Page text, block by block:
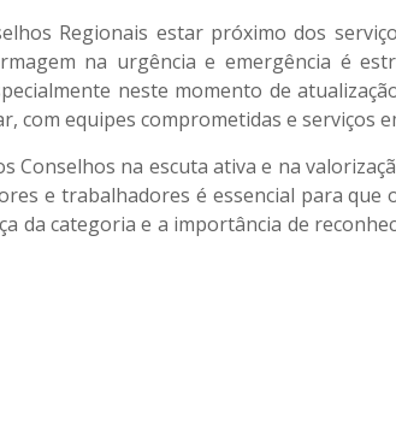
Regionais estar próximo dos
na urgência e emergência é
neste momento de
equipes comprometidas e serviços
Conselhos na escuta ativa e na
e trabalhadores é essencial para
da categoria e a importância de